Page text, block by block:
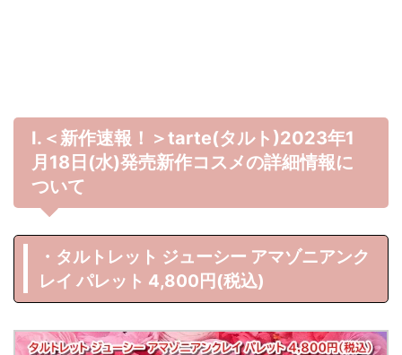
Ⅰ.＜新作速報！＞tarte(タルト)2023年1
月18日(水)発売新作コスメの詳細情報に
ついて
・タルトレット ジューシー アマゾニアンク
レイ パレット 4,800円(税込)